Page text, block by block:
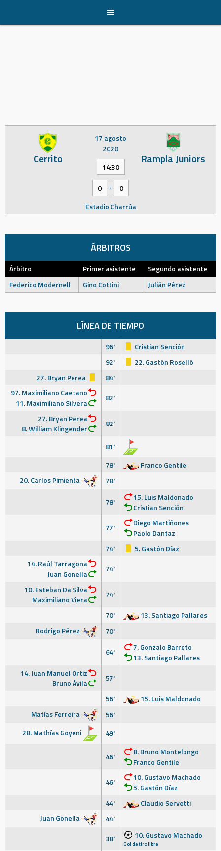
content
Cerrito Rampla Juniors
17 agosto
2020
14:30
0 -
0
Estadio Charrúa
ÁRBITROS
Árbitro Primer asistente
Segundo asistente
Federico Modernell
Gino Cottini Julián Pérez
LÍNEA DE TIEMPO
96'
Cristian Sención
92'
22. Gastón Roselló
27. Bryan Perea
84'
97. Maximiliano Caetano
11. Maximiliano Silvera
82'
27. Bryan Perea
8. William Klingender
82'
81'
78'
Franco Gentile
20. Carlos Pimienta
78'
78'
15. Luis Maldonado
Cristian Sención
77'
Diego Martiñones
Paolo Dantaz
74'
5. Gastón Díaz
14. Raúl Tarragona
Juan Gonella
74'
10. Esteban Da Silva
Maximiliano Viera
74'
70'
13. Santiago Pallares
Rodrigo Pérez
70'
64'
7. Gonzalo Barreto
13. Santiago Pallares
14. Juan Manuel Ortiz
Bruno Ávila
57'
56'
15. Luis Maldonado
Matías Ferreira
56'
28. Mathías Goyeni
49'
46'
8. Bruno Montelongo
Franco Gentile
46'
10. Gustavo Machado
5. Gastón Díaz
44'
Claudio Servetti
Juan Gonella
44'
38'
10. Gustavo Machado
Gol de tiro libre